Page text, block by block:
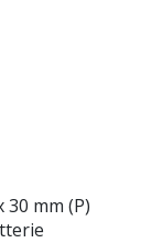
30 mm (P)